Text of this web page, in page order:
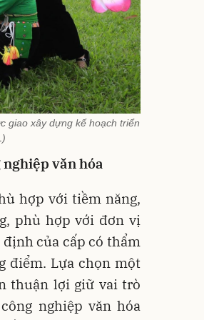
giao xây dựng kế hoạch triển
văn hóa
hợp với tiềm năng,
phù hợp với đơn vị
của cấp có thẩm
điểm. Lựa chọn một
thuận lợi giữ vai trò
nghiệp văn hóa